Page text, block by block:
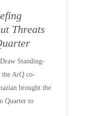
Threats
Standing-
the ArQ co-
brought the
Quarter to